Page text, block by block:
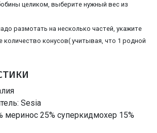
целиком, выберите нужный вес из
размотать на несколько частей, укажите
количество конусов( учитывая, что 1 родной
Sesia
меринос 25% суперкидмохер 15%